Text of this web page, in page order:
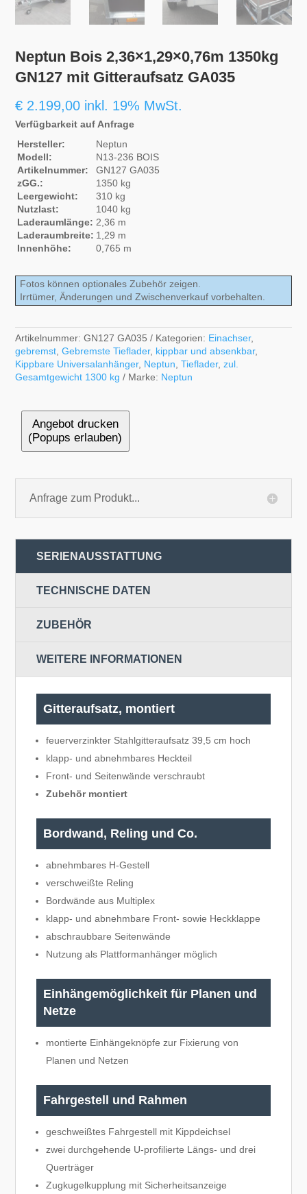
Neptun Bois 2,36×1,29×0,76m 1350kg
GN127 mit Gitteraufsatz GA035
€ 2.199,00 inkl. 19% MwSt.
Verfügbarkeit auf Anfrage
Hersteller:
Neptun
Modell:
N13-236 BOIS
Artikelnummer:
GN127 GA035
zGG.:
1350 kg
Leergewicht:
310 kg
Nutzlast:
1040 kg
Laderaumlänge: 2,36 m
Laderaumbreite: 1,29 m
Innenhöhe:
0,765 m
Fotos können optionales Zubehör zeigen.
Irrtümer, Änderungen und Zwischenverkauf vorbehalten.
Artikelnummer:GN127 GA035 Kategorien: Einachser,
gebremst,Gebremste Tieflader, kippbar und absenkbar,
Kippbare Universalanhänger, Neptun,Tieflader,zul.
Gesamtgewicht 1300 kg
Marke: Neptun
Angebot drucken
(Popups erlauben)
Anfrage zum Produkt...
SERIENAUSSTATTUNG
TECHNISCHE DATEN
ZUBEHÖR
WEITERE INFORMATIONEN
Gitteraufsatz, montiert
feuerverzinkter Stahlgitteraufsatz 39,5 cm hoch
klapp- und abnehmbares Heckteil
Front- und Seitenwände verschraubt
Zubehör montiert
Bordwand, Reling und Co.
abnehmbares H-Gestell
verschweißte Reling
Bordwände aus Multiplex
klapp- und abnehmbare Front- sowie Heckklappe
abschraubbare Seitenwände
Nutzung als Plattformanhänger möglich
Einhängemöglichkeit für Planen und
Netze
montierte Einhängeknöpfe zur Fixierung von
Planen und Netzen
Fahrgestell und Rahmen
geschweißtes Fahrgestell mit Kippdeichsel
zwei durchgehende U-profilierte Längs- und drei
Querträger
Zugkugelkupplung mit Sicherheitsanzeige